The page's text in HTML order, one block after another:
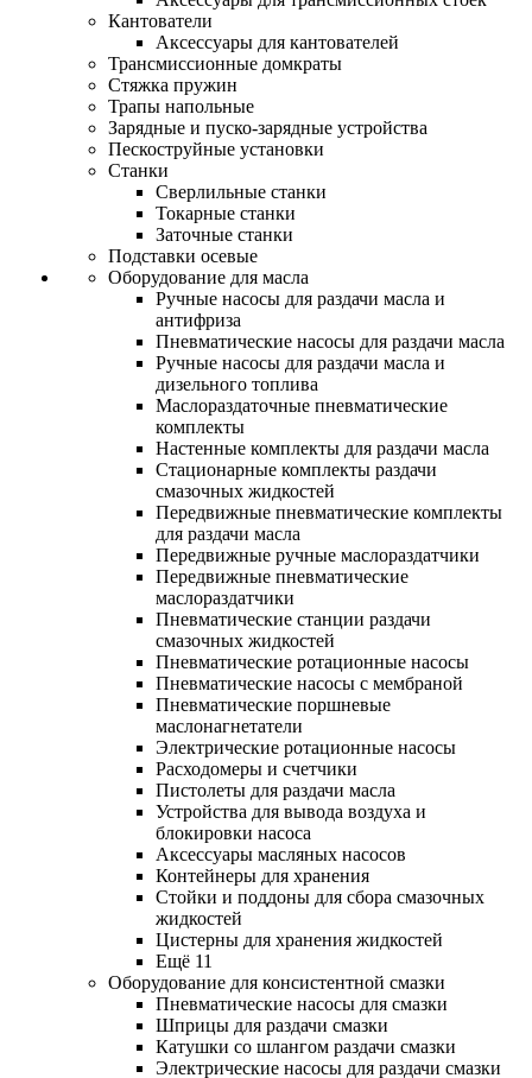
Кантователи
Аксессуары для кантователей
Трансмиссионные домкраты
Стяжка пружин
Трапы напольные
Зарядные и пуско-зарядные устройства
Пескоструйные установки
Станки
Сверлильные станки
Токарные станки
Заточные станки
Подставки осевые
Оборудование для масла
Ручные насосы для раздачи масла и
антифриза
Пневматические насосы для раздачи масла
Ручные насосы для раздачи масла и
дизельного топлива
Маслораздаточные пневматические
комплекты
Настенные комплекты для раздачи масла
Стационарные комплекты раздачи
смазочных жидкостей
Передвижные пневматические комплекты
для раздачи масла
Передвижные ручные маслораздатчики
Передвижные пневматические
маслораздатчики
Пневматические станции раздачи
смазочных жидкостей
Пневматические ротационные насосы
Пневматические насосы с мембраной
Пневматические поршневые
маслонагнетатели
Электрические ротационные насосы
Расходомеры и счетчики
Пистолеты для раздачи масла
Устройства для вывода воздуха и
блокировки насоса
Аксессуары масляных насосов
Контейнеры для хранения
Стойки и поддоны для сбора смазочных
жидкостей
Цистерны для хранения жидкостей
Ещё 11
Оборудование для консистентной смазки
Пневматические насосы для смазки
Шприцы для раздачи смазки
Катушки со шлангом раздачи смазки
Электрические насосы для раздачи смазки